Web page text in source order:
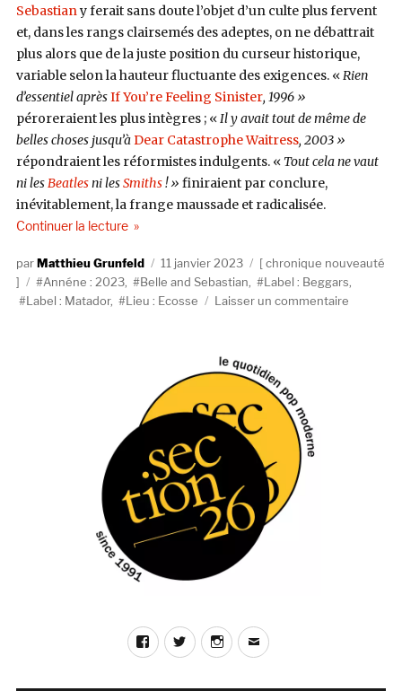
Sebastiany ferait sans doute l’objet d’un culte plus fervent
et, dans les rangs clairsemés des adeptes, on ne débattrait
plus alors que de la juste position du curseur historique,
variable selon la hauteur fluctuante des exigences. «Rien
d’essentiel aprèsIf You’re Feeling Sinister, 1996 »
péroreraient les plus intègres ; «Il y avait tout de même de
belles choses jusqu’àDear Catastrophe Waitress, 2003 »
répondraient les réformistes indulgents. « Tout cela ne vaut
ni lesBeatlesni lesSmiths! » finiraient par conclure,
inévitablement, la frange maussade et radicalisée.
Continuer la lecturede « Belle And Sebastian, Late Developers
AuteurMatthieu Grunfeld
Publié
le
11 janvier 2023 Catégories
chronique nouveauté
Étiquettes
Annéne : 2023, Belle and Sebastian, Label : Beggars,
Label : Matador, Lieu : Ecosse Laisser un commentaire
FacebookTwitterInstagram
E-